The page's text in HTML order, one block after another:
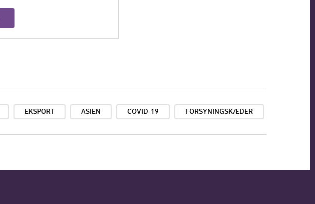
EKSPORT ASIEN COVID-19 FORSYNINGSKÆDER